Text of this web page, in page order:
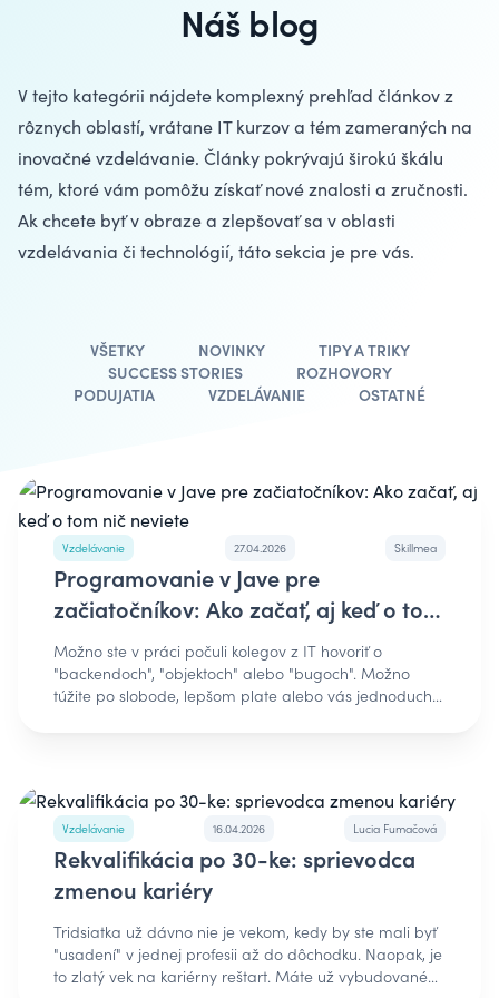
Náš blog
V tejto kategórii nájdete komplexný prehľad článkov z
rôznych oblastí, vrátane IT kurzova tém zameraných na
inovačné vzdelávanie. Články pokrývajú širokú škálu
tém, ktoré vám pomôžu získať nové znalosti a zručnosti.
Ak chcete byť v obraze a zlepšovať sa v oblasti
vzdelávania či technológií, táto sekcia je pre vás.
VŠETKY NOVINKY
TIPY A TRIKY
SUCCESS STORIES
ROZHOVORY
PODUJATIA
VZDELÁVANIE OSTATNÉ
Vzdelávanie 27.04.2026 Skillmea
Programovanie v Jave pre
začiatočníkov: Ako začať, aj keď o tom
nič neviete
Možno ste v práci počuli kolegov z IT hovoriť o
"backendoch", "objektoch" alebo "bugoch". Možno
túžite po slobode, lepšom plate alebo vás jednoducho
moderného softvéru, ktorý v roku 2026 poháňa milióny
zariadení po celom svete. V tomto článku zabudneme
na zložité definície. Vysvetlíme si po lopate, čo to tá
Java vlastne je, ako funguje a prečo je to skvelý prvý
krok pre človeka, ktorý doteraz v počítači ovládal
začať práve s Javou, ako vyzerá proces učenia od nuly
a prečo je po Java programátoroch na slovenskom
trhu stále obrovský dopyt. 1. Čo je to vlastne
Vzdelávanie 16.04.2026 Lucia Fumačová
Rekvalifikácia po 30-ke: sprievodca
zmenou kariéry
Tridsiatka už dávno nie je vekom, kedy by ste mali byť
"usadení" v jednej profesii až do dôchodku. Naopak, je
to zlatý vek na kariérny reštart. Máte už vybudované